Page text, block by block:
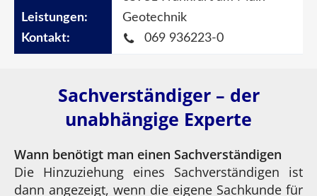
Geotechnik
069 936223-0
Sachverständiger – der
unabhängige Experte
Wann benötigt man einen Sachverständigen
Die Hinzuziehung eines Sachverständigen ist
dann angezeigt, wenn die eigene Sachkunde für